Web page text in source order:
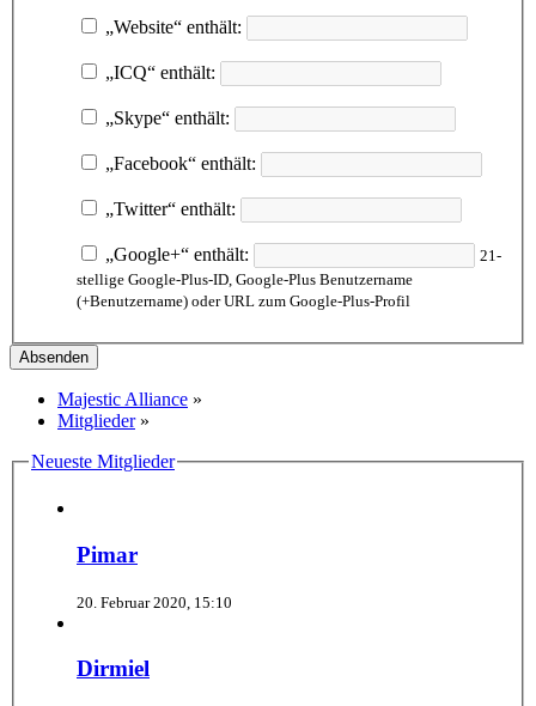
„Website“ enthält:
„ICQ“ enthält:
„Skype“ enthält:
„Facebook“ enthält:
„Twitter“ enthält:
„Google+“ enthält:
21-
stellige Google-Plus-ID, Google-Plus Benutzername
(+Benutzername) oder URL zum Google-Plus-Profil
Majestic Alliance »
Mitglieder »
Neueste Mitglieder
Pimar
20. Februar 2020, 15:10
Dirmiel